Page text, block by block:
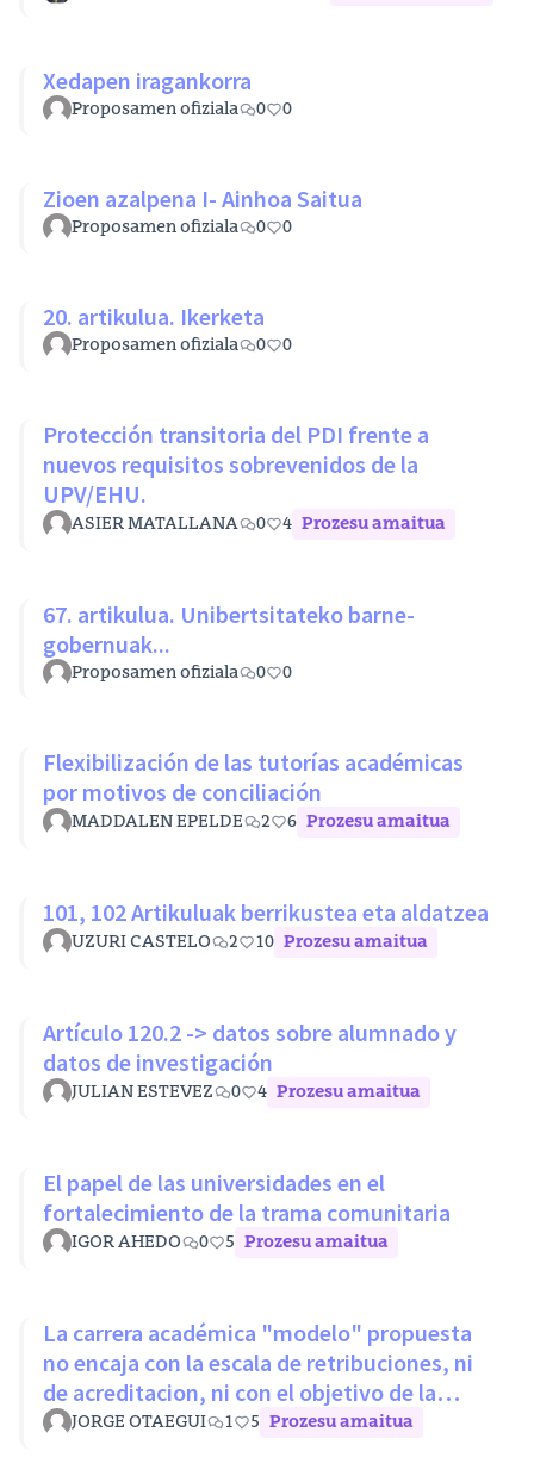
Xedapen iragankorra
Proposamen ofiziala 0 0
Zioen azalpena I- Ainhoa Saitua
Proposamen ofiziala 0 0
20. artikulua. Ikerketa
Proposamen ofiziala 0 0
Protección transitoria del PDI frente a
nuevos requisitos sobrevenidos de la
UPV/EHU.
ASIER MATALLANA 0 4 Prozesu amaitua
67. artikulua. Unibertsitateko barne-
gobernuak...
Proposamen ofiziala 0 0
Flexibilización de las tutorías académicas
por motivos de conciliación
MADDALEN EPELDE 2 6 Prozesu amaitua
101, 102 Artikuluak berrikustea eta aldatzea
UZURI CASTELO 2 10 Prozesu amaitua
Artículo 120.2 -> datos sobre alumnado y
datos de investigación
JULIAN ESTEVEZ 0 4 Prozesu amaitua
El papel de las universidades en el
fortalecimiento de la trama comunitaria
IGOR AHEDO 0 5 Prozesu amaitua
La carrera académica "modelo" propuesta
no encaja con la escala de retribuciones, ni
de acreditacion, ni con el objetivo de la
LOSUJORGE OTAEGUI 1 5 Prozesu amaitua